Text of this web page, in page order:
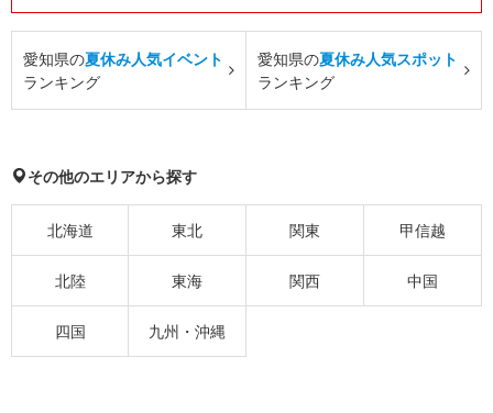
愛知県の夏休み人気イベント
ランキング
愛知県の夏休み人気スポット
ランキング
その他のエリアから探す
北海道 東北 関東 甲信越
北陸 東海 関西 中国
四国 九州・沖縄